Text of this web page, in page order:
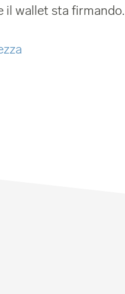
il wallet sta firmando.